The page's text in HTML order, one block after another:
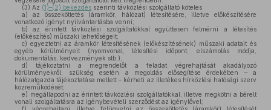
(3) Az (1)–(2) bekezdés szerinti távközlési szolgáltató köteles
a) az összeköttetés (áramkör, hálózat) létesítésére, illetve előkészítésére
vonatkozó igényt nyilvántartásba venni;
b) az érintett távközlési szolgáltatókkal együttesen felmérni a létesítés
(előkészítés) műszaki lehetőségeit;
c) egyeztetni az áramkör létesítésének (előkészítésének) műszaki adatait és
egyéb körülményeit (nyomvonal, létesítési időpont, elszámolás módja,
dokumentálás, kedvezmények stb.);
d) tájékoztatni a megrendelőt a feladat végrehajtását akadályozó
körülményekről, szükség esetén a megoldás elősegítése érdekében – a
hálózatgazda tájékoztatása mellett – kérheti az illetékes hírközlési hatósági szerv
közreműködését;
e) megállapodni az érintett távközlési szolgáltatókkal, illetve megkötni a bérelt
vonali szolgáltatásra az igénybevételi szerződést az igénylővel;